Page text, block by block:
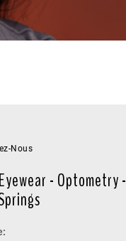
Nous
- Optometry -